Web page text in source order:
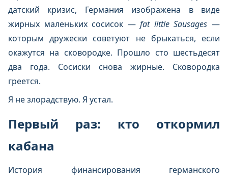
датский кризис, Германия изображена в виде
жирных маленьких сосисок —fat little Sausages —
которым дружески советуют не брыкаться, если
окажутся на сковородке. Прошло сто шестьдесят
два года. Сосиски снова жирные. Сковородка
греется.
Я не злорадствую. Я устал.
Первый раз: кто откормил
кабана
История финансирования германского